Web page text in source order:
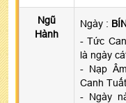
Ngũ
Hành
Ngày :
- Tức
là ngày
- Nạp
Canh
- Ngày